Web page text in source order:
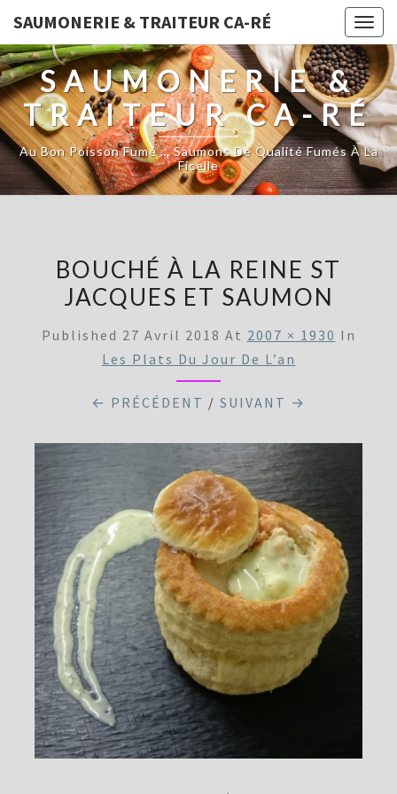
SAUMONERIE & TRAITEUR CA-RÉ
SAUMONERIE &
TRAITEUR CA-RÉ
Au Bon Poisson Fumé … Saumons De Qualité Fumés À La
Ficelle
BOUCHÉ À LA REINE ST
JACQUES ET SAUMON
Published 27 Avril 2018 At 2007 × 1930 In
Les Plats Du Jour De L’an
← PRÉCÉDENT / SUIVANT →